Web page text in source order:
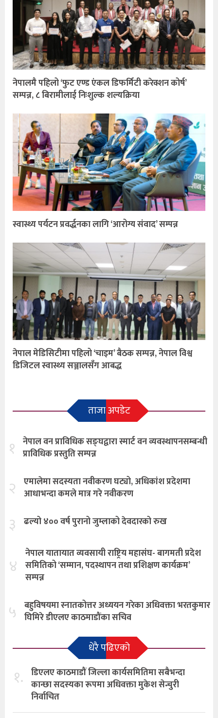
नेपालमै पहिलो ‘फुट एण्ड एंकल डिफर्मिटी करेक्शन कोर्ष’
सम्पन्न, ८ बिरामीलाई निःशुल्क शल्यक्रिया
स्वास्थ्य पर्यटन प्रवर्द्धनका लागि ‘आरोग्य संवाद’ सम्पन्न
नेपाल मेडिसिटीमा पहिलो ‘चाइम’ बैठक सम्पन्न, नेपाल विश्व
डिजिटल स्वास्थ्य सञ्जालसँग आबद्ध
ताजा अपडेट
१ नेपाल वन प्राविधिक सङ्घद्वारा स्मार्ट वन व्यवस्थापनसम्बन्धी
प्राविधिक प्रस्तुति सम्पन्न
२ एमालेमा सदस्यता नवीकरण घट्यो, अधिकांश प्रदेशमा
आधाभन्दा कमले मात्र गरे नवीकरण
३ ढल्यो ४०० वर्ष पुरानो जुम्लाको देवदारको रुख
४
नेपाल यातायात व्यवसायी राष्ट्रिय महासंघ- बागमती प्रदेश
समितिको ‘सम्मान, पदस्थापन तथा प्रशिक्षण कार्यक्रम’
सम्पन्न
५ बहुविषयमा स्नातकोत्तर अध्ययन गरेका अधिवक्ता भरतकुमार
घिमिरे डीएलए काठमाडौंका सचिव
धेरै पढिएको
१. डिएलए काठमाडौं जिल्ला कार्यसमितिमा सबैभन्दा
कान्छा सदस्यका रूपमा अधिवक्ता मुकेश सेन्चुरी
निर्वाचित